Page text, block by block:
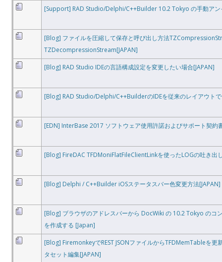
[Support] RAD Studio/Delphi/C++Builder 10.2 Tokyo の手動ア
[Blog] ファイルを圧縮して保存と呼び出し方法
TZDecompressionStream[JAPAN]
[Blog] RAD Studio IDEの言語構成設定を変更したい場合[JAPAN]
[Blog] RAD Studio/Delphi/C++BuilderのIDEを従来のレイアウトで
[EDN] InterBase 2017 ソフトウェア使用許諾およびサポート契約
[Blog] FireDAC TFDMoniFlatFileClientLinkを使ったLOGの吐き出
[Blog] Delphi / C++Builder iOSステータスバー色変更方法[JAPAN]
[Blog] ブラウザのアドレスバーから DocWiki の 10.2 Tokyo のコ
を作成する [Japan]
[Blog] FiremonkeyでREST JSONファイルからTFDMemTableを更
タセット編集[JAPAN]